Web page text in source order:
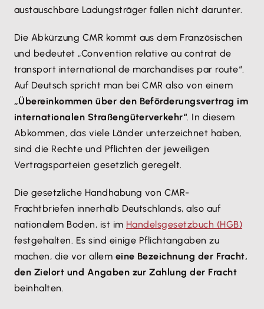
austauschbare Ladungsträger fallen nicht darunter.
Die Abkürzung CMR kommt aus dem Französischen
und bedeutet „Convention relative au contrat de
transport international de marchandises par route“.
Auf Deutsch spricht man bei CMR also von einem
„Übereinkommen über den Beförderungsvertrag im
internationalen Straßengüterverkehr“. In diesem
Abkommen, das viele Länder unterzeichnet haben,
sind die Rechte und Pflichten der jeweiligen
Vertragsparteien gesetzlich geregelt.
Die gesetzliche Handhabung von CMR-
Frachtbriefen innerhalb Deutschlands, also auf
nationalem Boden, ist im Handelsgesetzbuch (HGB)
festgehalten. Es sind einige Pflichtangaben zu
machen, die vor allem eine Bezeichnung der Fracht,
den Zielort und Angaben zur Zahlung der Fracht
beinhalten.